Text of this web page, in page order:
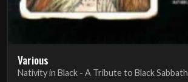
Various
Nativity in Black - A Tribute to Black Sabbath